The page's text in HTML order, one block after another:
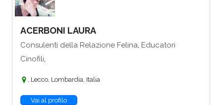
ACERBONI LAURA
Consulenti della Relazione Felina, Educatori
Cinofili,
, Lecco, Lombardia, Italia
Vai al profilo